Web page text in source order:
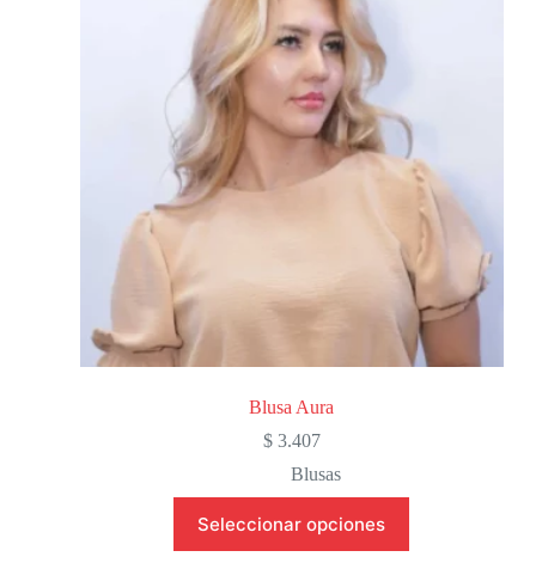
Blusa Aura
$3.407
Blusas
Seleccionar opciones